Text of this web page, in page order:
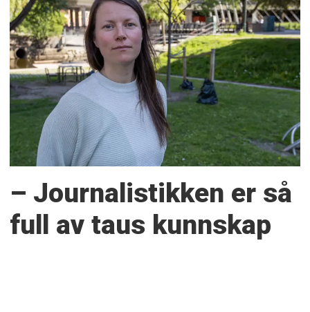
– Journalistikken er så
full av taus kunnskap